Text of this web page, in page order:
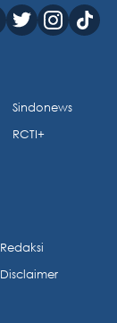
Sindonews
RCTI+
Redaksi
Disclaimer